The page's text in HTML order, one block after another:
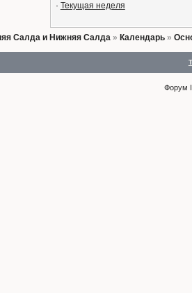
· Текущая неделя
Салда и Нижняя Салда» Календарь»
Форум